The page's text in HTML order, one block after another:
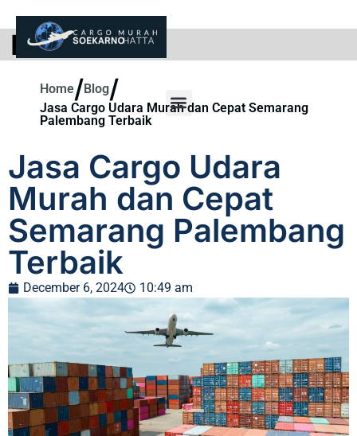
BLOG
Home/Blog/
Jasa Cargo Udara Murah dan Cepat Semarang
Palembang Terbaik
Jasa Cargo Udara
Murah dan Cepat
Semarang Palembang
Terbaik
December 6, 2024 10:49 am